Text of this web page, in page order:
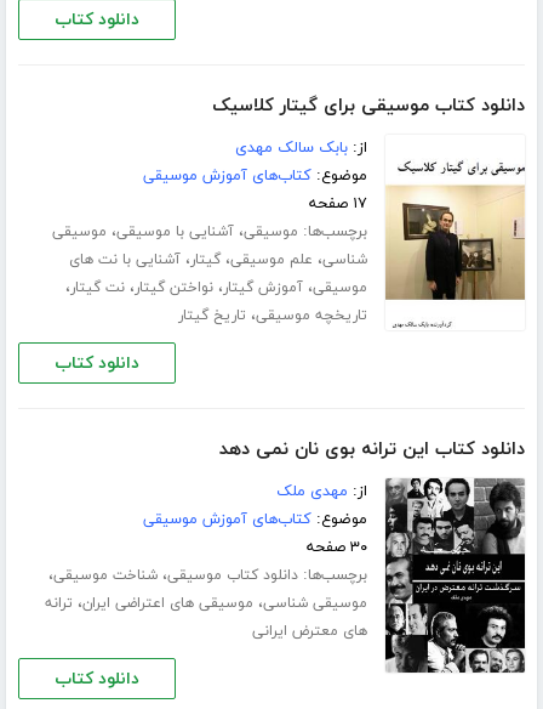
دانلود کتاب
دانلود کتاب موسیقی برای گیتار کلاسیک
از:بابک سالک مهدی
موضوع:کتاب‌های آموزش موسیقی
۱۷ صفحه
برچسب‌ها: موسیقی،آشنایی با موسیقی، موسیقی
شناسی، علم موسیقی،گیتار،آشنایی با نت های
موسیقی،آموزش گیتار،نواختن گیتار،نت گیتار،
تاریخچه موسیقی، تاریخ گیتار
دانلود کتاب
دانلود کتاب این ترانه بوی نان نمی دهد
از: مهدی ملک
موضوع:کتاب‌های آموزش موسیقی
۳۰ صفحه
برچسب‌ها:دانلود کتاب موسیقی،شناخت موسیقی،
موسیقی شناسی، موسیقی های اعتراضی ایران، ترانه
های معترض ایرانی
دانلود کتاب